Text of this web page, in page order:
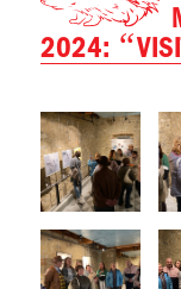
2024: “